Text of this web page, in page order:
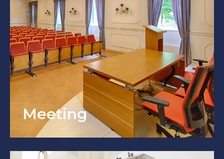
Meeting